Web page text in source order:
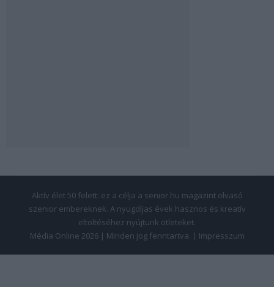
Aktív élet 50 felett: ez a célja a senior.hu magazint olvasó
szenior embereknek. A nyugdíjas évek hasznos és kreatív
eltöltéséhez nyújtunk ötleteket.
Média Online 2026 | Minden jog fenntartva. | Impresszum